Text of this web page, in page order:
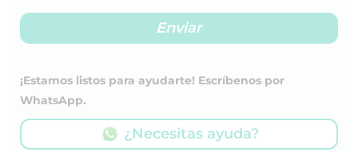
¡Estamos listos para ayudarte! Escríbenos por
WhatsApp.
¿Necesitas ayuda?